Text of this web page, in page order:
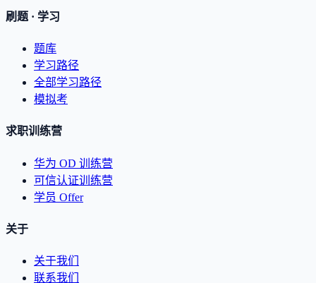
刷题 · 学习
题库
学习路径
全部学习路径
模拟考
求职训练营
华为 OD 训练营
可信认证训练营
学员 Offer
关于
关于我们
联系我们